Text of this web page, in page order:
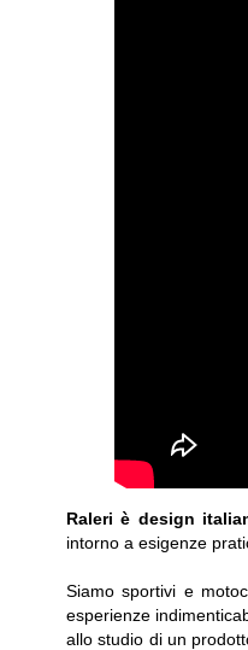
Raleri è design
intorno a esigenze
Siamo sportivi e
esperienze
allo studio di un